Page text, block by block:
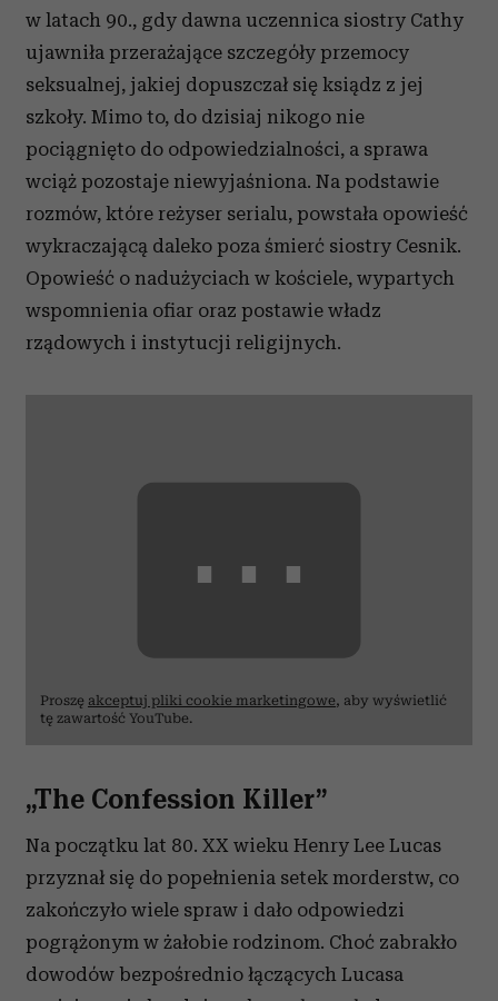
w latach 90., gdy dawna uczennica siostry Cathy
ujawniła przerażające szczegóły przemocy
seksualnej, jakiej dopuszczał się ksiądz z jej
szkoły. Mimo to, do dzisiaj nikogo nie
pociągnięto do odpowiedzialności, a sprawa
wciąż pozostaje niewyjaśniona. Na podstawie
rozmów, które reżyser serialu, powstała opowieść
wykraczającą daleko poza śmierć siostry Cesnik.
Opowieść o nadużyciach w kościele, wypartych
wspomnienia ofiar oraz postawie władz
rządowych i instytucji religijnych.
⋯
Proszę akceptuj pliki cookie marketingowe, aby wyświetlić
tę zawartość YouTube.
„The Confession Killer”
Na początku lat 80. XX wieku Henry Lee Lucas
przyznał się do popełnienia setek morderstw, co
zakończyło wiele spraw i dało odpowiedzi
pogrążonym w żałobie rodzinom. Choć zabrakło
dowodów bezpośrednio łączących Lucasa